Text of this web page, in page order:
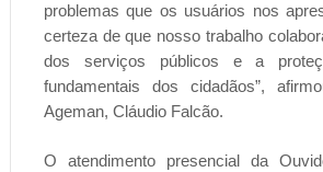
problemas que os usuários nos
certeza de que nosso trabalho
dos serviços públicos e a
fundamentais dos cidadãos”,
Ageman, Cláudio Falcão.
O atendimento presencial da